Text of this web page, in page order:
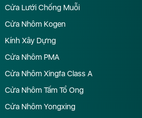
Cửa Lưới Chống Muỗi
Cửa Nhôm Kogen
Kính Xây Dựng
Cửa Nhôm PMA
Cửa Nhôm Xingfa Class A
Cửa Nhôm Tấm Tổ Ong
Cửa Nhôm Yongxing